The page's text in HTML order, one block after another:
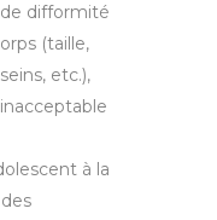
difformité
(taille,
etc.),
à la